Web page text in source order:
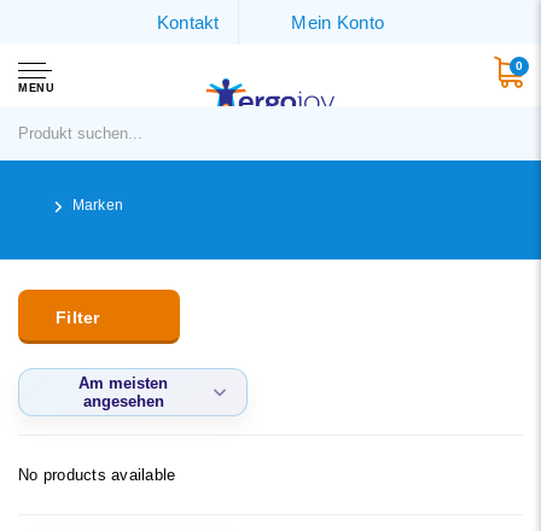
Kontakt Mein Konto
MENU
0
Marken
Filter
Am meisten
angesehen
No products available